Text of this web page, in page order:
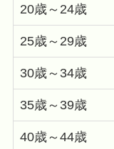
20歳～24歳
25歳～29歳
30歳～34歳
35歳～39歳
40歳～44歳